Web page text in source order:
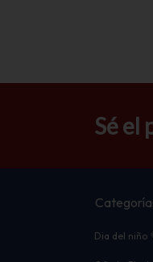
Sé el
Dia del niño